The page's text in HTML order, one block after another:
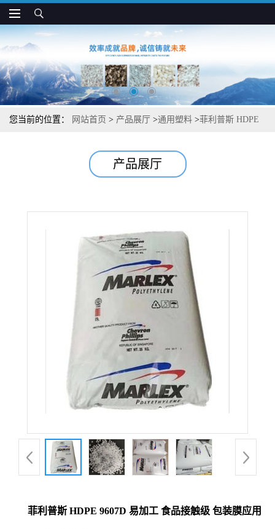
您当前的位置： 网站首页 > 产品展厅 >通用塑料 >菲利普斯 HDPE
产品展厅
菲利普斯 HDPE 9607D 易加工 食品接触级 包装膜应用